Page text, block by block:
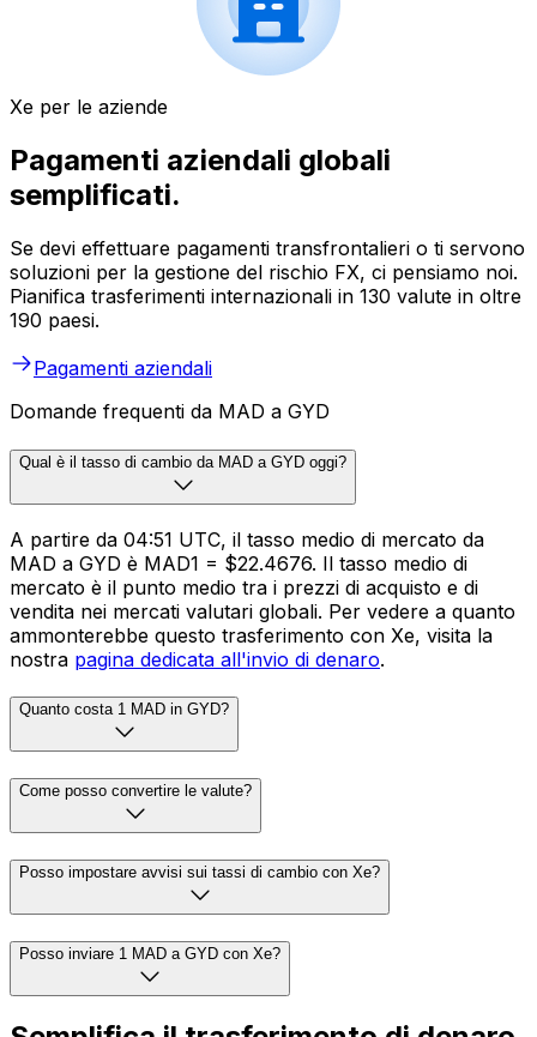
Xe per le aziende
Pagamenti aziendali globali
semplificati.
Se devi effettuare pagamenti transfrontalieri o ti servono
soluzioni per la gestione del rischio FX, ci pensiamo noi.
Pianifica trasferimenti internazionali in 130 valute in oltre
190 paesi.
Pagamenti aziendali
Domande frequenti da MAD a GYD
Qual è il tasso di cambio da MAD a GYD oggi?
A partire da 04:51 UTC, il tasso medio di mercato da
MAD a GYD è MAD1 = $22.4676. Il tasso medio di
mercato è il punto medio tra i prezzi di acquisto e di
vendita nei mercati valutari globali. Per vedere a quanto
ammonterebbe questo trasferimento con Xe, visita la
nostra pagina dedicata all'invio di denaro.
Quanto costa 1 MAD in GYD?
Come posso convertire le valute?
Posso impostare avvisi sui tassi di cambio con Xe?
Posso inviare 1 MAD a GYD con Xe?